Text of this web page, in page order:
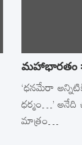
మహాభారతం :
‘ధనమేరా
ధర్మం…’
మాత్రం…